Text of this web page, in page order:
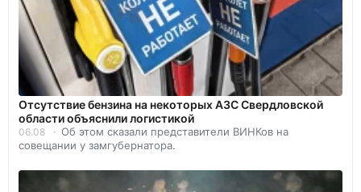
Отсутствие бензина на некоторых АЗС Свердловской
области объяснили логистикой
06.08
Об этом сказали представители ВИНКов на
совещании у замгубернатора.